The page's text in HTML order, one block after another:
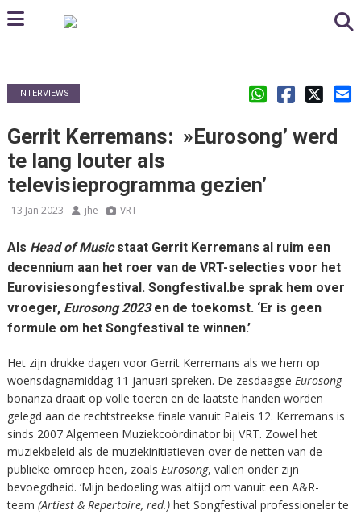
INTERVIEWS
Gerrit Kerremans: »Eurosong’ werd
te lang louter als
televisieprogramma gezien’
13 Jan 2023 jhe VRT
Als Head of Musicstaat Gerrit Kerremans al ruim een
decennium aan het roer van de VRT-selecties voor het
Eurovisiesongfestival. Songfestival.be sprak hem over
vroeger, Eurosong 2023en de toekomst. ‘Er is geen
formule om het Songfestival te winnen.’
Het zijn drukke dagen voor Gerrit Kerremans als we hem op
woensdagnamiddag 11 januari spreken. De zesdaagse Eurosong-
bonanza draait op volle toeren en de laatste handen worden
gelegd aan de rechtstreekse finale vanuit Paleis 12. Kerremans is
sinds 2007 Algemeen Muziekcoördinator bij VRT. Zowel het
muziekbeleid als de muziekinitiatieven over de netten van de
publieke omroep heen, zoals Eurosong, vallen onder zijn
bevoegdheid. ‘Mijn bedoeling was altijd om vanuit een A&R-
team (Artiest & Repertoire, red.)het Songfestival professioneler te